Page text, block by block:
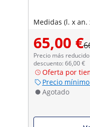
Medidas (l. x an.
65,00 €
Precio más
descuento: 66,00 €
Oferta por
Precio
Agotado